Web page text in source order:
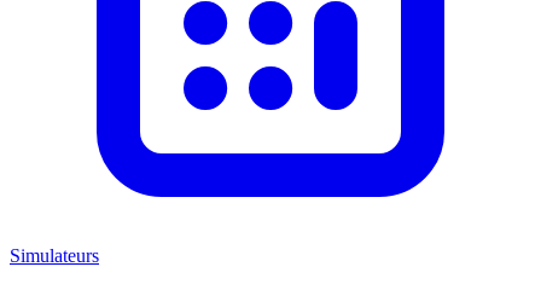
Simulateurs